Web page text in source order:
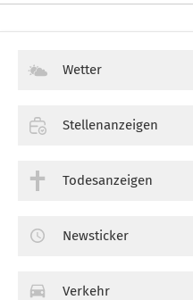
Wetter
Stellenanzeigen
Todesanzeigen
Newsticker
Verkehr